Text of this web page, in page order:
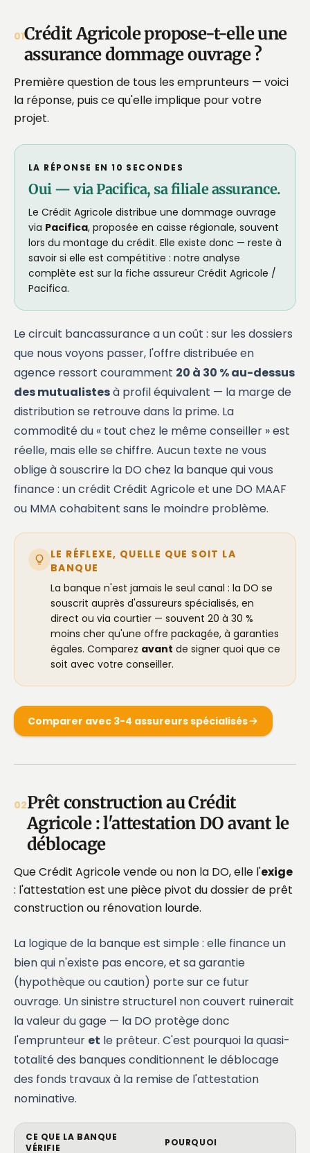
01Crédit Agricole propose-t-elle une
assurance dommage ouvrage ?
Première question de tous les emprunteurs — voici
la réponse, puis ce qu'elle implique pour votre
projet.
LA RÉPONSE EN 10 SECONDES
Oui — via Pacifica, sa filiale assurance.
Le Crédit Agricole distribue une dommage ouvrage
via Pacifica, proposée en caisse régionale, souvent
lors du montage du crédit. Elle existe donc — reste à
savoir si elle est compétitive : notre analyse
complète est sur la fiche assureur Crédit Agricole /
Pacifica.
Le circuit bancassurance a un coût : sur les dossiers
que nous voyons passer, l'offre distribuée en
agence ressort couramment 20 à 30 % au-dessus
des mutualistesà profil équivalent — la marge de
distribution se retrouve dans la prime. La
commodité du « tout chez le même conseiller » est
réelle, mais elle se chiffre. Aucun texte ne vous
oblige à souscrire la DO chez la banque qui vous
finance : un crédit Crédit Agricole et une DO MAAF
ou MMA cohabitent sans le moindre problème.
LE RÉFLEXE, QUELLE QUE SOIT LA
BANQUE
La banque n'est jamais le seul canal : la DO se
souscrit auprès d'assureurs spécialisés, en
direct ou via courtier — souvent 20 à 30 %
moins cher qu'une offre packagée, à garanties
égales. Comparez avant de signer quoi que ce
soit avec votre conseiller.
Comparer avec 3-4 assureurs spécialisés
02Prêt construction au Crédit
Agricole : l'attestation DO avant le
déblocage
Que Crédit Agricole vende ou non la DO, elle l'exige
: l'attestation est une pièce pivot du dossier de prêt
construction ou rénovation lourde.
La logique de la banque est simple : elle finance un
bien qui n'existe pas encore, et sa garantie
(hypothèque ou caution) porte sur ce futur
ouvrage. Un sinistre structurel non couvert ruinerait
la valeur du gage — la DO protège donc
l'emprunteur et le prêteur. C'est pourquoi la quasi-
totalité des banques conditionnent le déblocage
des fonds travaux à la remise de l'attestation
nominative.
CE QUE LA BANQUE
VÉRIFIE
POURQUOI